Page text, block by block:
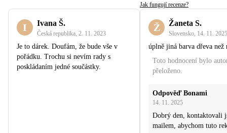
Jak fungují recenze?
I Ivana Š.
Česká republika 2. 11. 2023
Je to dárek. Doufám, že bude vše v
pořádku. Trochu si nevím rady s
poskládaním jedné součástky.
Ž Žaneta S.
Slovensko 14. 11. 2025
úplně jiná barva dřeva
Toto hodnocení bylo
přeloženo.
Odpověď Bonami
14. 11. 2025
Dobrý den, kontaktovali
mailem, abychom tuto